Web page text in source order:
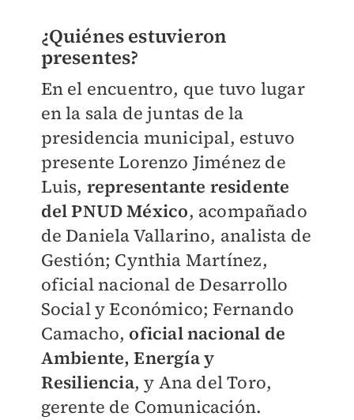
¿Quiénes estuvieron
presentes?
En el encuentro, que tuvo lugar
en la sala de juntas de la
presidencia municipal, estuvo
presente Lorenzo Jiménez de
Luis, representante residente
del PNUD México, acompañado
de Daniela Vallarino, analista de
Gestión; Cynthia Martínez,
oficial nacional de Desarrollo
Social y Económico; Fernando
Camacho, oficial nacional de
Ambiente, Energía y
Resiliencia, y Ana del Toro,
gerente de Comunicación.